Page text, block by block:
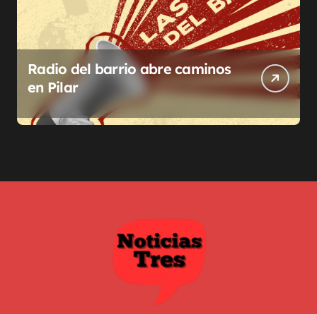
Radio del barrio abre caminos
en Pilar